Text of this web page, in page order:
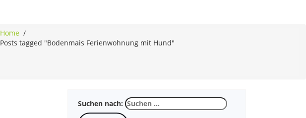
Home /
Posts tagged "Bodenmais Ferienwohnung mit Hund"
Suchen nach: